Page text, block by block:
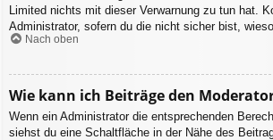
Limited nichts mit dieser Verwarnung zu tun hat.
Administrator, sofern du die nicht sicher bist,
Nach oben
Wie kann ich Beiträge den
Wenn ein Administrator die entsprechenden
siehst du eine Schaltfläche in der Nähe des